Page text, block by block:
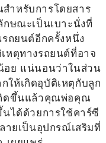
ำหรับการโดยสาร
ษณะเป็นเบาะนั่งที่
ถยนต์อีกครั้งหนึ่ง
หตุทางรถยนต์ที่อาจ
อย แน่นอนว่าในส่วน
ห้เกิดอุบัติเหตุกับลูก
ดขึ้นแล้วคุณพ่อคุณ
ได้ด้วยการใช้คาร์ซี
ายเป็นอุปกรณ์เสริมที่